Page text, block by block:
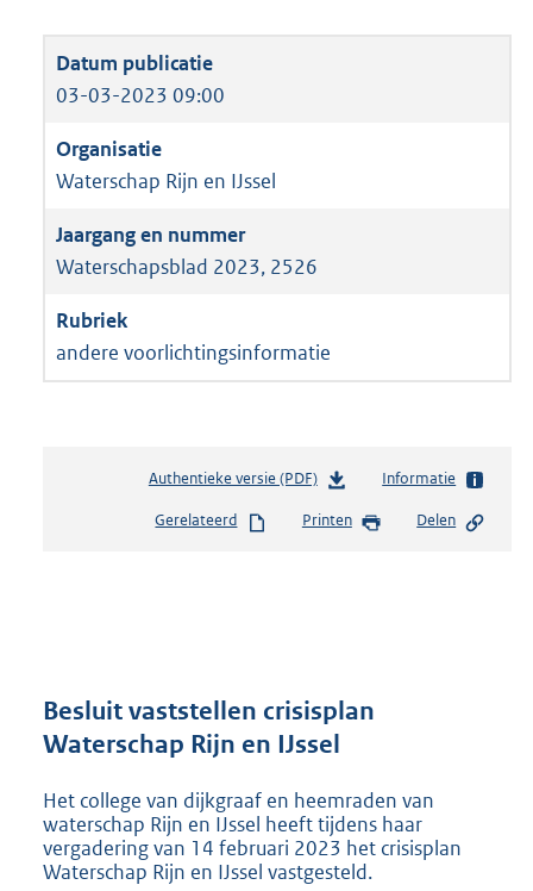
03-03-2023 09:00
Waterschap Rijn en IJssel
Waterschapsblad 2023, 2526
andere voorlichtingsinformatie
Authentieke versie (PDF)b
s
r
o
o
t
e
:
2
Informatie
Gerelateerd Printen Delen
Besluit vaststellen crisisplan
Waterschap Rijn en IJssel
Het college van dijkgraaf en heemraden van
waterschap Rijn en IJssel heeft tijdens haar
vergadering van 14 februari 2023 het crisisplan
Waterschap Rijn en IJssel vastgesteld.